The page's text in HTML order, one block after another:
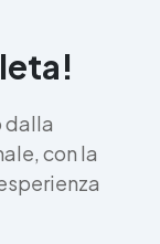
dalla
con la